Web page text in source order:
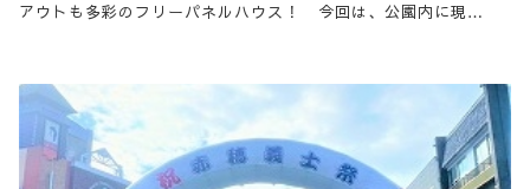
アウトも多彩のフリーパネルハウス！ 今回は、公園内に現…